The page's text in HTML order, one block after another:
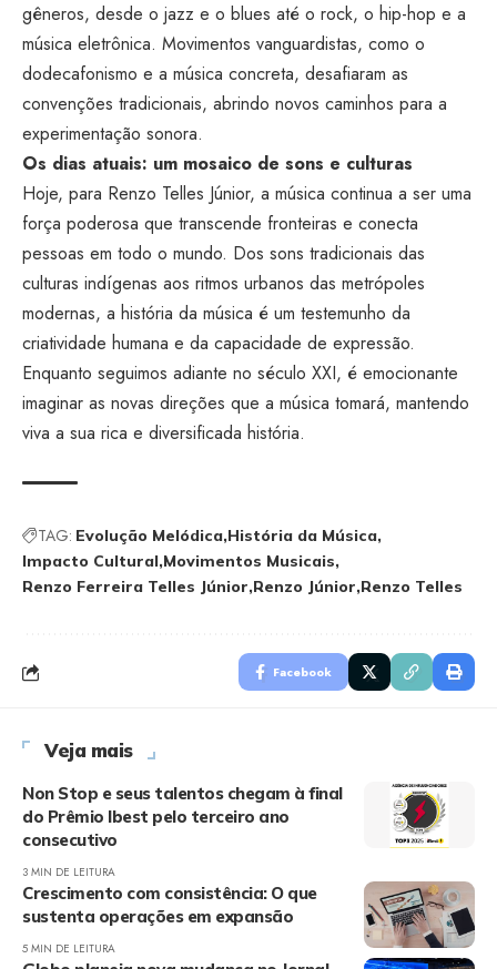
gêneros, desde o jazz e o blues até o rock, o hip-hop e a
música eletrônica. Movimentos vanguardistas, como o
dodecafonismo e a música concreta, desafiaram as
convenções tradicionais, abrindo novos caminhos para a
experimentação sonora.
Os dias atuais: um mosaico de sons e culturas
Hoje, para Renzo Telles Júnior, a música continua a ser uma
força poderosa que transcende fronteiras e conecta
pessoas em todo o mundo. Dos sons tradicionais das
culturas indígenas aos ritmos urbanos das metrópoles
modernas, a história da música é um testemunho da
criatividade humana e da capacidade de expressão.
Enquanto seguimos adiante no século XXI, é emocionante
imaginar as novas direções que a música tomará, mantendo
viva a sua rica e diversificada história.
TAG: Evolução Melódica História da Música
Impacto Cultural Movimentos Musicais
Renzo Ferreira Telles Júnior Renzo Júnior Renzo Telles
Facebook
Veja mais
Non Stop e seus talentos chegam à final
do Prêmio Ibest pelo terceiro ano
consecutivo
3 MIN DE LEITURA
Crescimento com consistência: O que
sustenta operações em expansão
5 MIN DE LEITURA